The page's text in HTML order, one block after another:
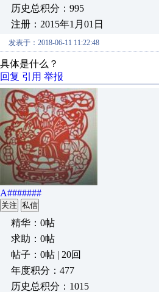
历史总积分：995
注册：2015年1月01日
发表于：2018-06-11 11:22:48
具体是什么？
回复 引用 举报
A#######
关注 私信
精华：0帖
求助：0帖
帖子：0帖 | 20回
年度积分：477
历史总积分：1015